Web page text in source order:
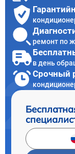
ремонт по
в день
Срочный